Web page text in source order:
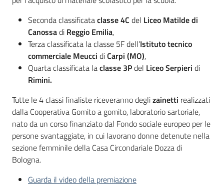
Seconda classificataclasse 4C del Liceo Matilde di
Canossadi Reggio Emilia,
Terza classificata la classe 5F dell’Istituto tecnico
commerciale Meucci diCarpi (MO),
Quarta classificata laclasse 3Pdel Liceo Serpieri di
Rimini.
Tutte le 4 classi finaliste riceveranno deglizainetti realizzati
dalla Cooperativa Gomito a gomito, laboratorio sartoriale,
nato da un corso finanziato dal Fondo sociale europeo per le
persone svantaggiate, in cui lavorano donne detenute nella
sezione femminile della Casa Circondariale Dozza di
Bologna.
Guarda il video della premiazione